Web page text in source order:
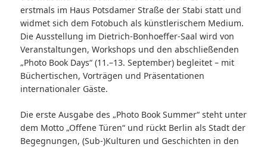
erstmals im Haus Potsdamer Straße der Stabi statt und
widmet sich dem Fotobuch als künstlerischem Medium.
Die Ausstellung im Dietrich-Bonhoeffer-Saal wird von
Veranstaltungen, Workshops und den abschließenden
„Photo Book Days“ (11.–13. September) begleitet – mit
Büchertischen, Vorträgen und Präsentationen
internationaler Gäste.
Die erste Ausgabe des „Photo Book Summer“ steht unter
dem Motto „Offene Türen“ und rückt Berlin als Stadt der
Begegnungen, (Sub-)Kulturen und Geschichten in den